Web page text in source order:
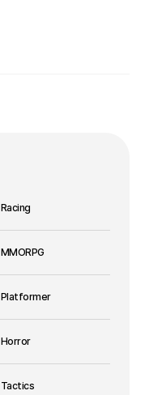
Racing
MMORPG
Platformer
Horror
Tactics